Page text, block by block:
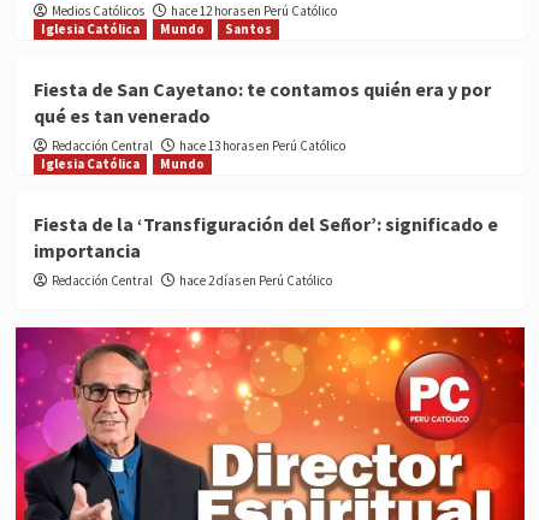
Medios Católicos
hace 12 horas en Perú Católico
Iglesia Católica
Mundo Santos
Fiesta de San Cayetano: te contamos quién era y por
qué es tan venerado
Redacción Central
hace 13 horas en Perú Católico
Iglesia Católica
Mundo
Fiesta de la ‘Transfiguración del Señor’: significado e
importancia
Redacción Central hace 2 días en Perú Católico